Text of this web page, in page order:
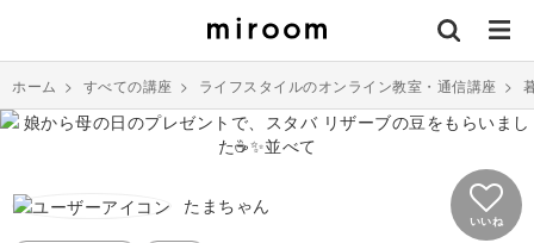
ホーム > すべての講座 > ライフスタイルのオンライン教室・通信講座 >
たまちゃん
いいね